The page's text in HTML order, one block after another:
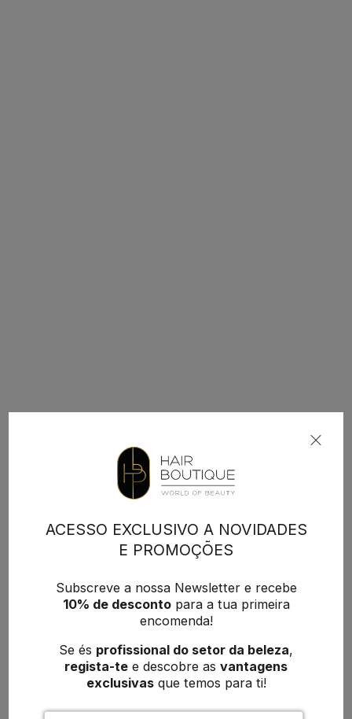
ACESSO EXCLUSIVO A NOVIDADES
E PROMOÇÕES
Subscreve a nossa Newsletter e recebe
10% de descontopara a tua primeira
encomenda!
Se és profissional do setor da beleza,
regista-te e descobre as vantagens
exclusivasque temos para ti!